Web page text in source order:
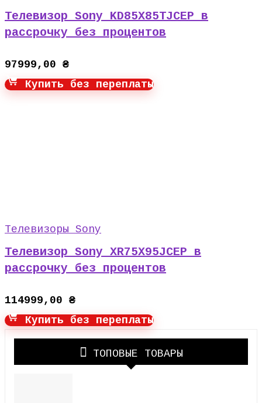
Телевизор Sony KD85X85TJCEP в
рассрочку без процентов
97999,00 ₴
Купить без переплаты
Телевизоры Sony
Телевизор Sony XR75X95JCEP в
рассрочку без процентов
114999,00 ₴
Купить без переплаты
ТОПОВЫЕ ТОВАРЫ